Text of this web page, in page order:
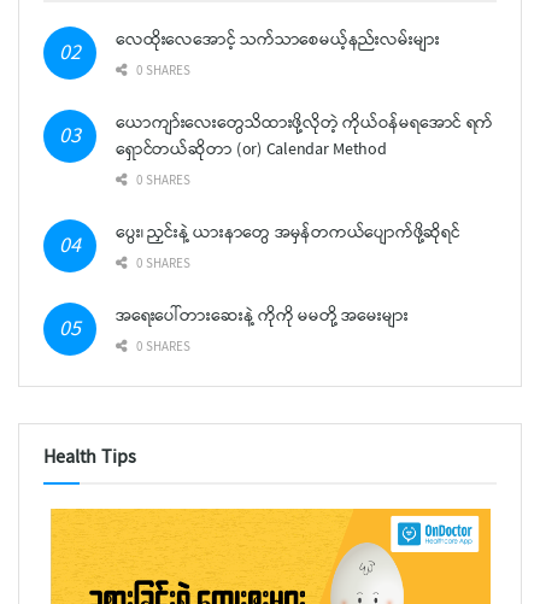
လေထိုးလေအောင့် သက်သာစေမယ့်နည်းလမ်းများ
0 SHARES
ယောကျာ်းလေးတွေသိထားဖို့လိုတဲ့ ကိုယ်ဝန်မရအောင် ရက်
ရှောင်တယ်ဆိုတာ (or) Calendar Method
0 SHARES
ပွေး၊ ညှင်းနဲ့ ယားနာတွေ အမှန်တကယ်ပျောက်ဖို့ဆိုရင်
0 SHARES
အရေးပေါ်တားဆေးနဲ့ ကိုကို မမတို့ အမေးများ
0 SHARES
Health Tips